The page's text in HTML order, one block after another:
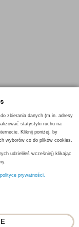
zbierania danych (m.in. adresy
statystyki ruchu na
Kliknij poniżej, by
wyborów co do plików cookies.
udzieliłeś wcześniej) klikając
polityce prywatności.